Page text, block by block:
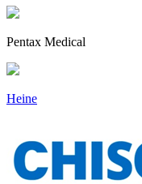
Pentax Medical
Heine